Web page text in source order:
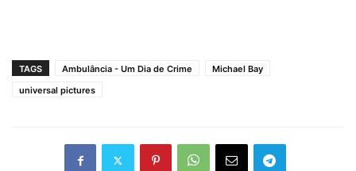
TAGS Ambulância - Um Dia de Crime
Michael Bay
universal pictures